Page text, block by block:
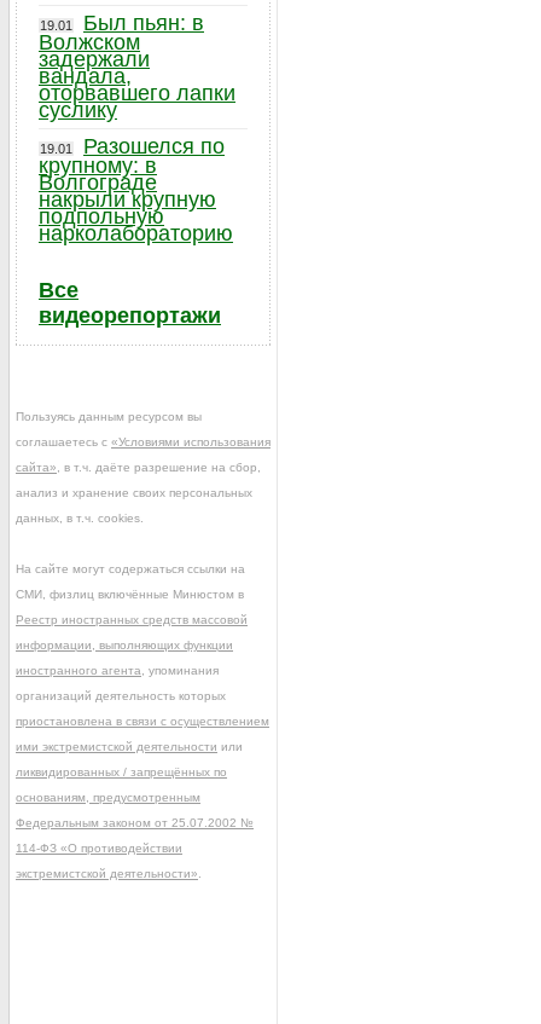
19.01
Был пьян: в
Волжском
задержали
вандала,
оторвавшего лапки
суслику
19.01
Разошелся по
крупному: в
Волгограде
накрыли крупную
подпольную
нарколабораторию
Все
видеорепортажи
Пользуясь данным ресурсом вы
соглашаетесь с «Условиями использования
сайта» , в т.ч. даёте разрешение на сбор,
анализ и хранение своих персональных
данных, в т.ч. cookies.
На сайте могут содержаться ссылки на
СМИ, физлиц включённые Минюстом в
Реестр иностранных средств массовой
информации, выполняющих функции
иностранного агента , упоминания
организаций деятельность которых
приостановлена в связи с осуществлением
ими экстремистской деятельности или
ликвидированных / запрещённых по
основаниям, предусмотренным
Федеральным законом от 25.07.2002 №
114-ФЗ «О противодействии
экстремистской деятельности»